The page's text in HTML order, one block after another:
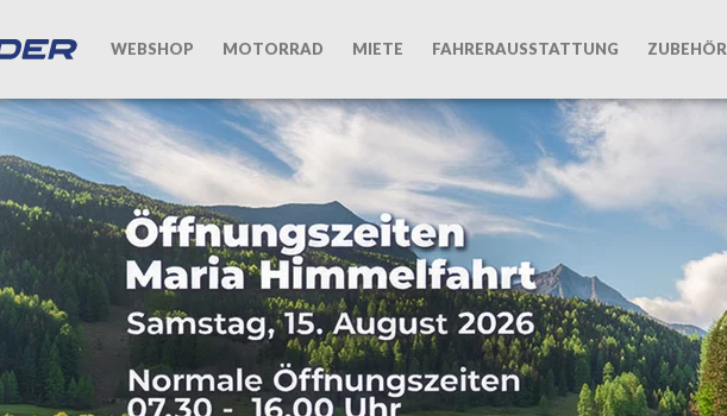
WEBSHOP MOTORRAD MIETE FAHRERAUSSTATTUNG ZUBEHÖR